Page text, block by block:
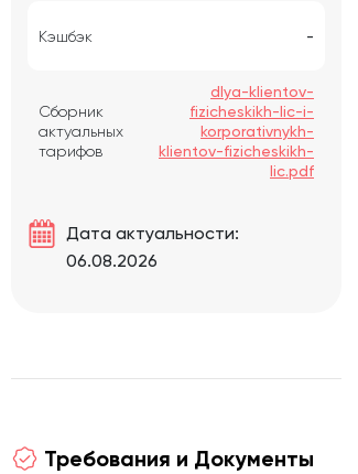
Кэшбэк -
Сборник
актуальных
тарифов
dlya-klientov-
fizicheskikh-lic-i-
korporativnykh-
klientov-fizicheskikh-
lic.pdf
Дата актуальности:
06.08.2026
Требования и Документы